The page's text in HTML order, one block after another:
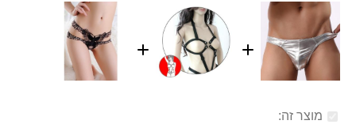
מוצר זה: